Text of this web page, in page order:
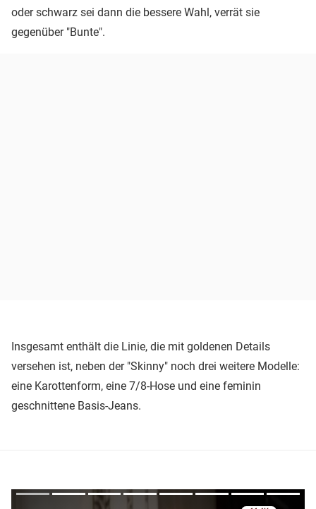
oder schwarz sei dann die bessere Wahl, verrät sie
gegenüber "Bunte".
Insgesamt enthält die Linie, die mit goldenen Details
versehen ist, neben der "Skinny" noch drei weitere Modelle:
eine Karottenform, eine 7/8-Hose und eine feminin
geschnittene Basis-Jeans.